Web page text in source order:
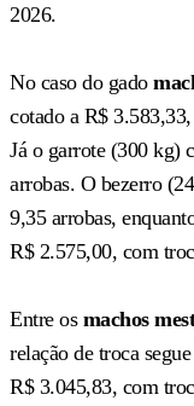
2026.
No caso do gado
cotado a R$
Já o garrote (300 kg)
arrobas. O bezerro
9,35 arrobas,
R$ 2.575,00, com
Entre os machos
relação de troca
R$ 3.045,83, com